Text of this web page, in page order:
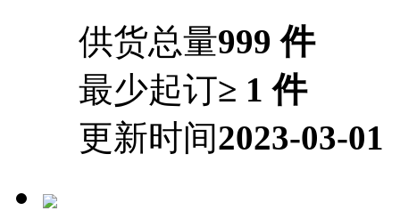
供货总量999 件
最少起订≥ 1 件
更新时间2023-03-01